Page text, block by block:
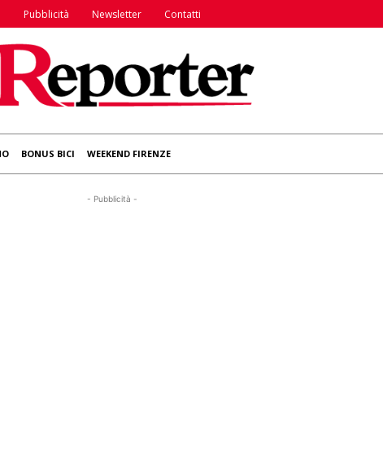
Pubblicità Newsletter Contatti
BONUS BICI WEEKEND FIRENZE
- Pubblicità -